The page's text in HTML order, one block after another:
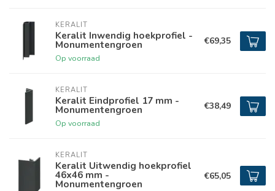
KERALIT
Keralit Inwendig hoekprofiel -
Monumentengroen
Op voorraad
€69,35
KERALIT
Keralit Eindprofiel 17 mm -
Monumentengroen
Op voorraad
€38,49
KERALIT
Keralit Uitwendig hoekprofiel
46x46 mm -
Monumentengroen
€65,05